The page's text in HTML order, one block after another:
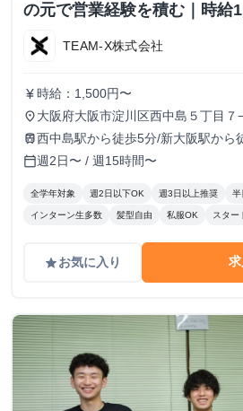
の元で営業経験を積む｜時給
TEAM-X株式会社
currency_yen 時給：1,500円〜
place 大阪府大阪市淀川区西中島５丁目
９０３
train西中島駅から徒歩5分/新大阪駅から
calendar_today週2日〜 / 週15時間〜
全学年対象 週2日以下OK 週3日以上推奨 半
インターン生多数 髪型自由 私服OK スター
gradeお気に入り